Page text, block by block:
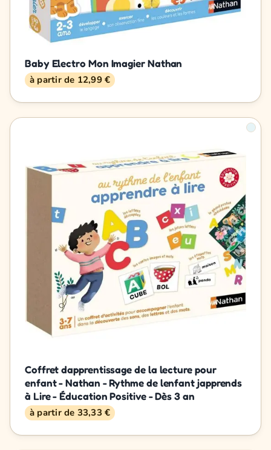
Baby Electro Mon Imagier Nathan
à partir de 12,99 €
Coffret dapprentissage de la lecture pour
enfant - Nathan - Rythme de lenfant japprends
à Lire - Éducation Positive - Dès 3 an
à partir de 33,33 €